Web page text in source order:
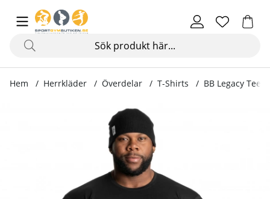
Hem Herrkläder Överdelar T-Shirts BB Legacy Tee,
Produktbilder BB Legacy Tee, black